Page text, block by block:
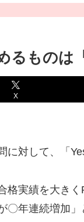
るものは
X
に対して、「
格実績を大きく
〇年連続増加